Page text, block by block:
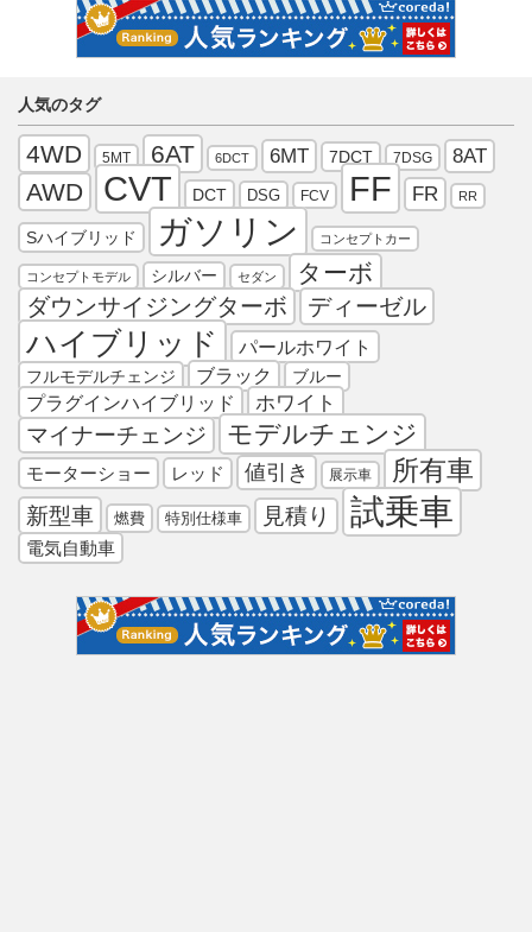
人気のタグ
4WD 5MT 6AT 6DCT 6MT 7DCT 7DSG 8AT
AWD CVT DCT DSG FCV FF FR RR
Sハイブリッド ガソリン コンセプトカー
コンセプトモデル シルバー セダン ターボ
ダウンサイジングターボ ディーゼル
ハイブリッド パールホワイト
フルモデルチェンジ ブラック ブルー
プラグインハイブリッド ホワイト
マイナーチェンジ モデルチェンジ
モーターショー レッド 値引き 展示車 所有車
新型車 燃費 特別仕様車 見積り 試乗車
電気自動車